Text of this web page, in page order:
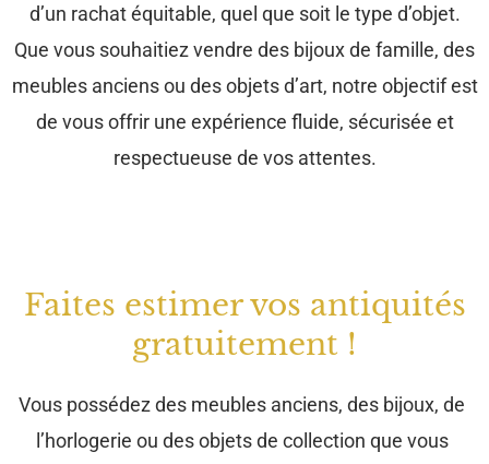
d’un rachat équitable, quel que soit le type d’objet.
Que vous souhaitiez vendre des bijoux de famille, des
meubles anciens ou des objets d’art, notre objectif est
de vous offrir une expérience fluide, sécurisée et
respectueuse de vos attentes.
Faites estimer vos antiquités
gratuitement !
Vous possédez des meubles anciens, des bijoux, de
l’horlogerie ou des objets de collection que vous